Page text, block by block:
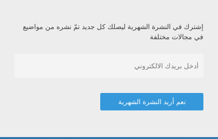
إشترك في النشرة الشهرية ليصلك كل جديد تمّ نشره من مواضيع
في مجالات مختلفة